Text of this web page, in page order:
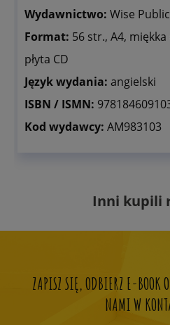
Wydawnictwo: Wise
Format: 56 str., A4,
płyta CD
Język wydania: angielski
ISBN / ISMN:
Kod wydawcy: AM983103
Inni kupili
ZAPISZ SIĘ, ODBIERZ E-BOOK
NAMI W